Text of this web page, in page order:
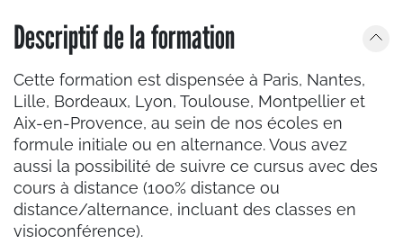
Descriptif de la formation
Cette formation est dispensée à Paris, Nantes,
Lille, Bordeaux, Lyon, Toulouse, Montpellier et
Aix-en-Provence, au sein de nos écoles en
formule initiale ou en alternance. Vous avez
aussi la possibilité de suivre ce cursus avec des
cours à distance (100% distance ou
distance/alternance, incluant des classes en
visioconférence).